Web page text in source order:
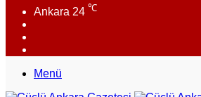
Ankara 24 ℃
Menü